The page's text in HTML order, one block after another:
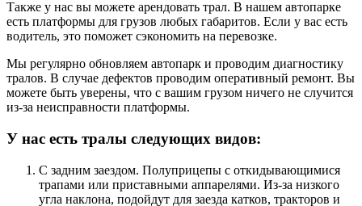
Также у нас вы можете арендовать трал. В нашем автопарке
есть платформы для грузов любых габаритов. Если у вас есть
водитель, это поможет сэкономить на перевозке.
Мы регулярно обновляем автопарк и проводим диагностику
тралов. В случае дефектов проводим оперативный ремонт. Вы
можете быть уверены, что с вашим грузом ничего не случится
из-за неисправности платформы.
У нас есть тралы следующих видов:
С задним заездом. Полуприцепы с откидывающимися
трапами или приставными аппарелями. Из-за низкого
угла наклона, подойдут для заезда катков, тракторов и